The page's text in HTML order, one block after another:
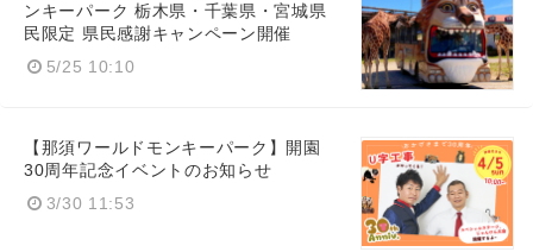
ンキーパーク 栃木県・千葉県・宮城県
民限定 県民感謝キャンペーン開催
5/25 10:10
【那須ワールドモンキーパーク】開園
30周年記念イベントのお知らせ
3/30 11:53